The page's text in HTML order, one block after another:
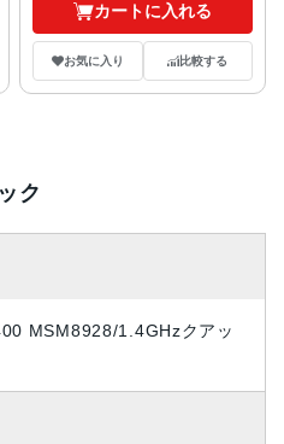
カートに入れる
お気に入り 比較する
ク
MSM8928/1.4GHzクアッ